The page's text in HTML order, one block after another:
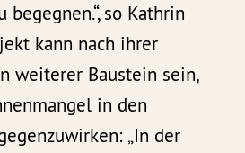
begegnen.“, so Kathrin
kann nach ihrer
weiterer Baustein sein,
in den
„In der